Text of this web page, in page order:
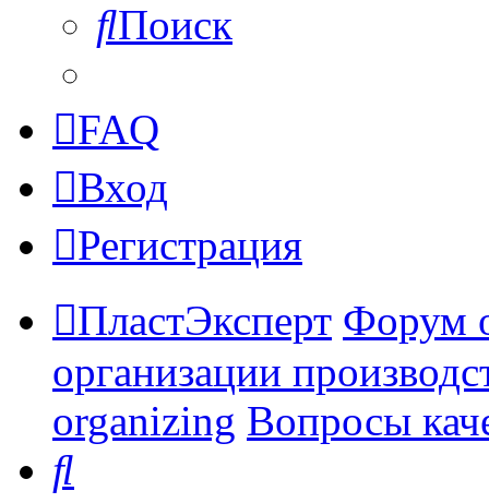
Поиск
FAQ
Вход
Регистрация
ПластЭксперт Форум
организации
organizing Вопросы